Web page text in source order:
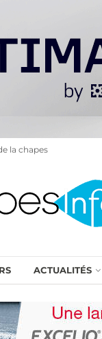
la chapes
ACTUALITÉS